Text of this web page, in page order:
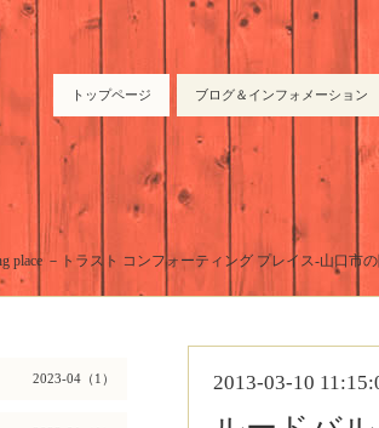
トップページ ブログ＆インフォメーション
place －トラスト コンフォーティング プレイス-山口市
2023-04（1） 2013-03-10